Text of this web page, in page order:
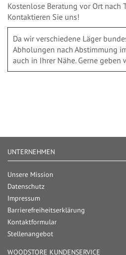
Kostenlose Beratung vor Ort nach
Kontaktieren Sie uns!
Da wir verschiedene Läger
Abholungen nach Abstimmung
auch in Ihrer Nähe. Gerne geben
UNTERNEHMEN
Unsere Mission
Datenschutz
Impressum
Barrierefreiheitserklärung
Kontaktformular
Stellenangebot
WOODSTORE KUNDENSERVICE